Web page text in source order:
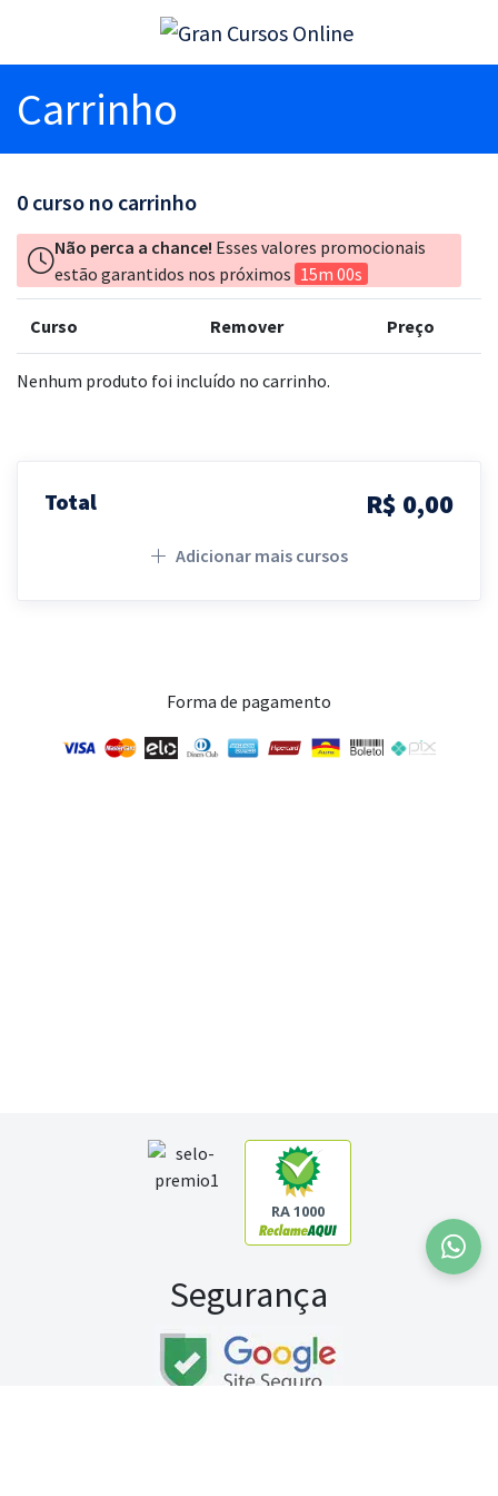
Carrinho
0 curso no carrinho
Não perca a chance! Esses valores promocionais
estão garantidos nos próximos 15m 00s
Curso Remover Preço
Nenhum produto foi incluído no carrinho.
Total R$ 0,00
Adicionar mais cursos
Forma de pagamento
RA 1000
Segurança